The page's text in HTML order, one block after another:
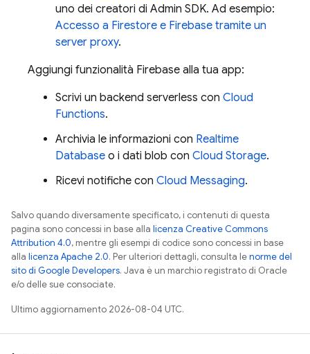
uno dei creatori di Admin SDK. Ad esempio:
Accesso a Firestore e Firebase tramite un
server proxy.
Aggiungi funzionalità Firebase alla tua app:
Scrivi un backend serverless con Cloud
Functions.
Archivia le informazioni con Realtime
Database o i dati blob con Cloud Storage.
Ricevi notifiche con Cloud Messaging.
Salvo quando diversamente specificato, i contenuti di questa
pagina sono concessi in base alla licenza Creative Commons
Attribution 4.0, mentre gli esempi di codice sono concessi in base
alla licenza Apache 2.0. Per ulteriori dettagli, consulta lenorme del
sito di Google Developers. Java è un marchio registrato di Oracle
e/o delle sue consociate.
Ultimo aggiornamento 2026-08-04 UTC.